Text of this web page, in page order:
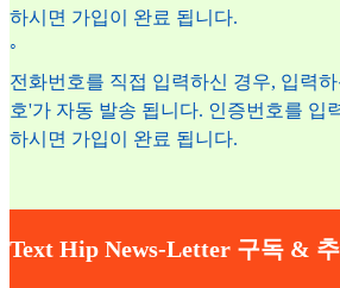
하시면 가입이 완료 됩니다.
◦
전화번호를 직접 입력하신 경우, 입력
호'가 자동 발송 됩니다. 인증번호를 입
하시면 가입이 완료 됩니다.
Text Hip News-Letter 구독 &